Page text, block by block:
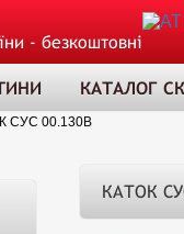
- безкоштовні
КАТАЛОГ
СУС 00.130В
КАТОК